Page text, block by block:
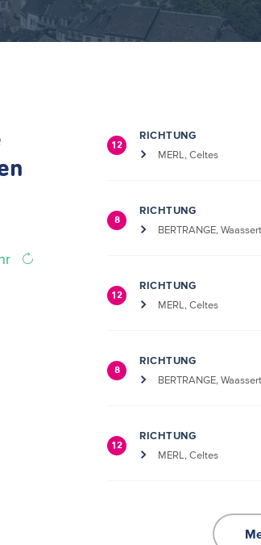
12
RICHTUNG
MERL, Celtes
8
RICHTUNG
BERTRANGE,
12
RICHTUNG
MERL, Celtes
8
RICHTUNG
BERTRANGE,
12
RICHTUNG
MERL, Celtes